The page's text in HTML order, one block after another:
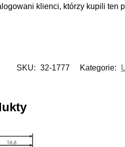
klienci, którzy kupili ten
SKU: 32-1777 Kategorie: